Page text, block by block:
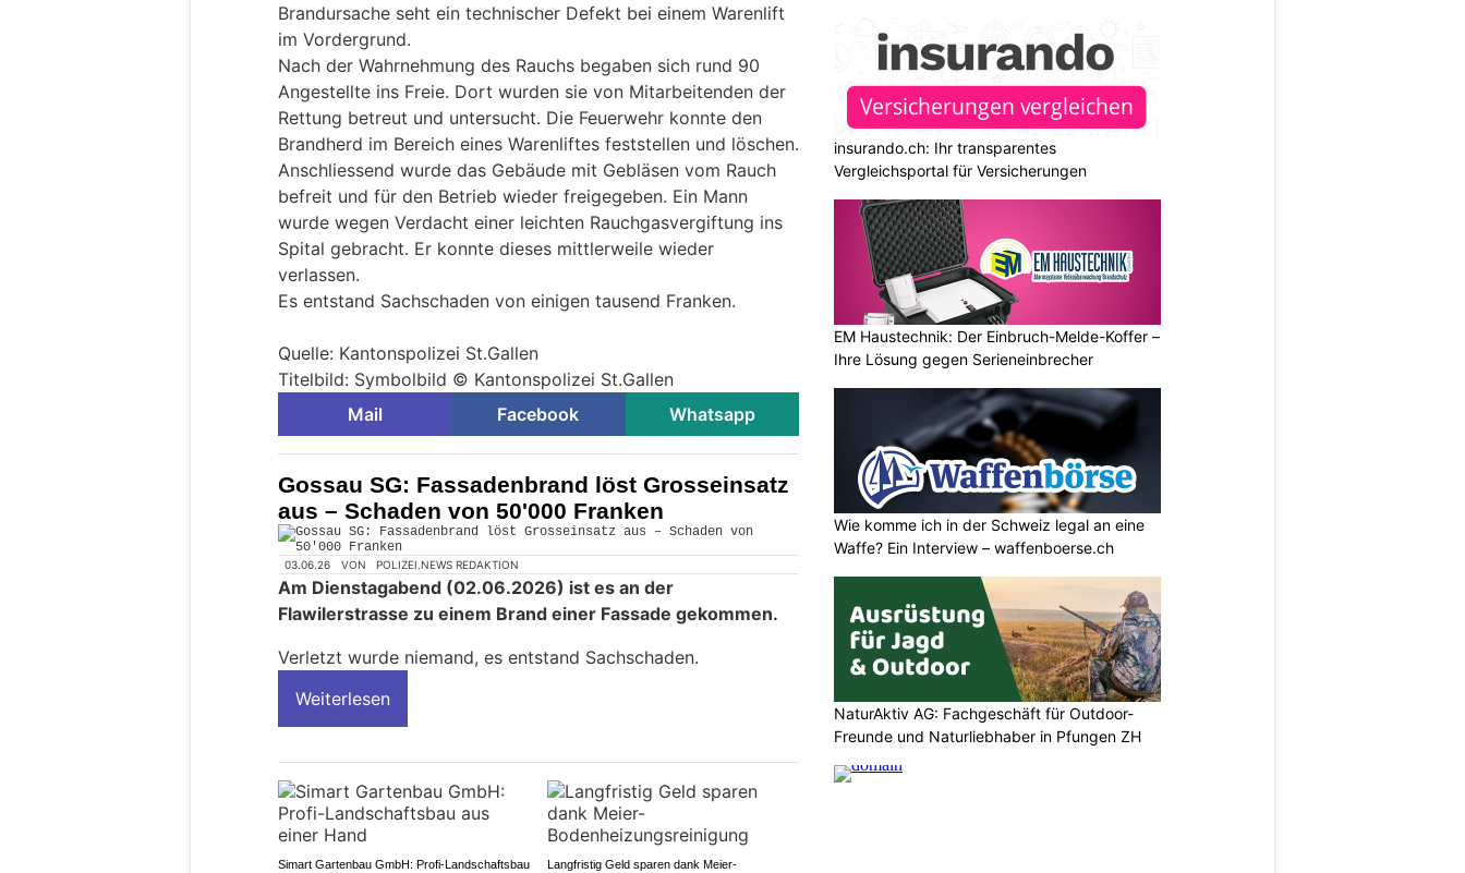
Brandursache seht ein technischer Defekt bei einem Warenlift
im Vordergrund.
Nach der Wahrnehmung des Rauchs begaben sich rund 90
Angestellte ins Freie. Dort wurden sie von Mitarbeitenden der
Rettung betreut und untersucht. Die Feuerwehr konnte den
Brandherd im Bereich eines Warenliftes feststellen und löschen.
Anschliessend wurde das Gebäude mit Gebläsen vom Rauch
befreit und für den Betrieb wieder freigegeben. Ein Mann
wurde wegen Verdacht einer leichten Rauchgasvergiftung ins
Spital gebracht. Er konnte dieses mittlerweile wieder
verlassen.
Es entstand Sachschaden von einigen tausend Franken.
Quelle: Kantonspolizei St.Gallen
Titelbild: Symbolbild © Kantonspolizei St.Gallen
Mail
Facebook Whatsapp
Gossau SG: Fassadenbrand löst Grosseinsatz
aus – Schaden von 50'000 Franken
03.06.26 VON POLIZEI.NEWS REDAKTION
Am Dienstagabend (02.06.2026) ist es an der
Flawilerstrasse zu einem Brand einer Fassade gekommen.
Verletzt wurde niemand, es entstand Sachschaden.
Weiterlesen
Simart Gartenbau GmbH: Profi-Landschaftsbau
Langfristig Geld sparen dank Meier-
insurando.ch: Ihr transparentes
Vergleichsportal für Versicherungen
EM Haustechnik: Der Einbruch-Melde-Koffer –
Ihre Lösung gegen Serieneinbrecher
Wie komme ich in der Schweiz legal an eine
Waffe? Ein Interview – waffenboerse.ch
NaturAktiv AG: Fachgeschäft für Outdoor-
Freunde und Naturliebhaber in Pfungen ZH